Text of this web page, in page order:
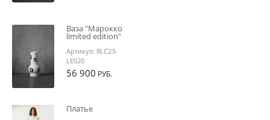
Ваза "Марокко
limited edition"
Артикул: 8LC23-
LE020
56 900 РУБ.
Платье